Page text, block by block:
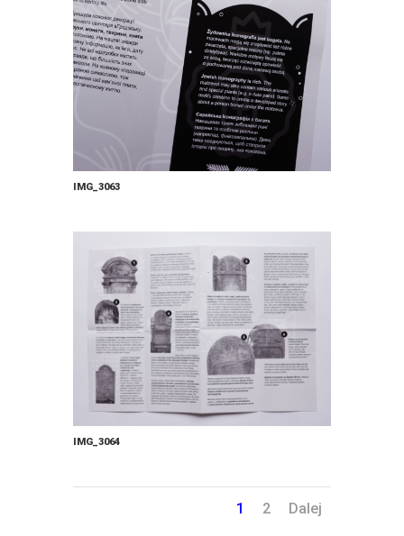
IMG_3063
IMG_3064
1 2 Dalej